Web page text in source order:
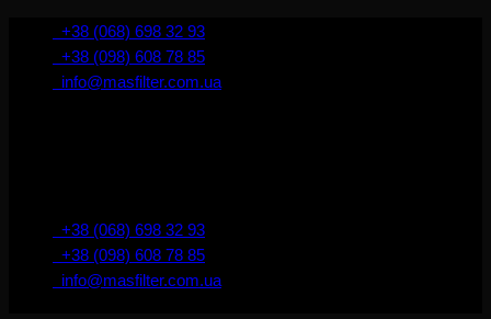
İçeriğe+38 (068) 698 32 93
+38 (098) 608 78 85
info@masfilter.com.ua
+38 (068) 698 32 93
+38 (098) 608 78 85
info@masfilter.com.ua